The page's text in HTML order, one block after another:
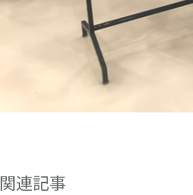
関連記事